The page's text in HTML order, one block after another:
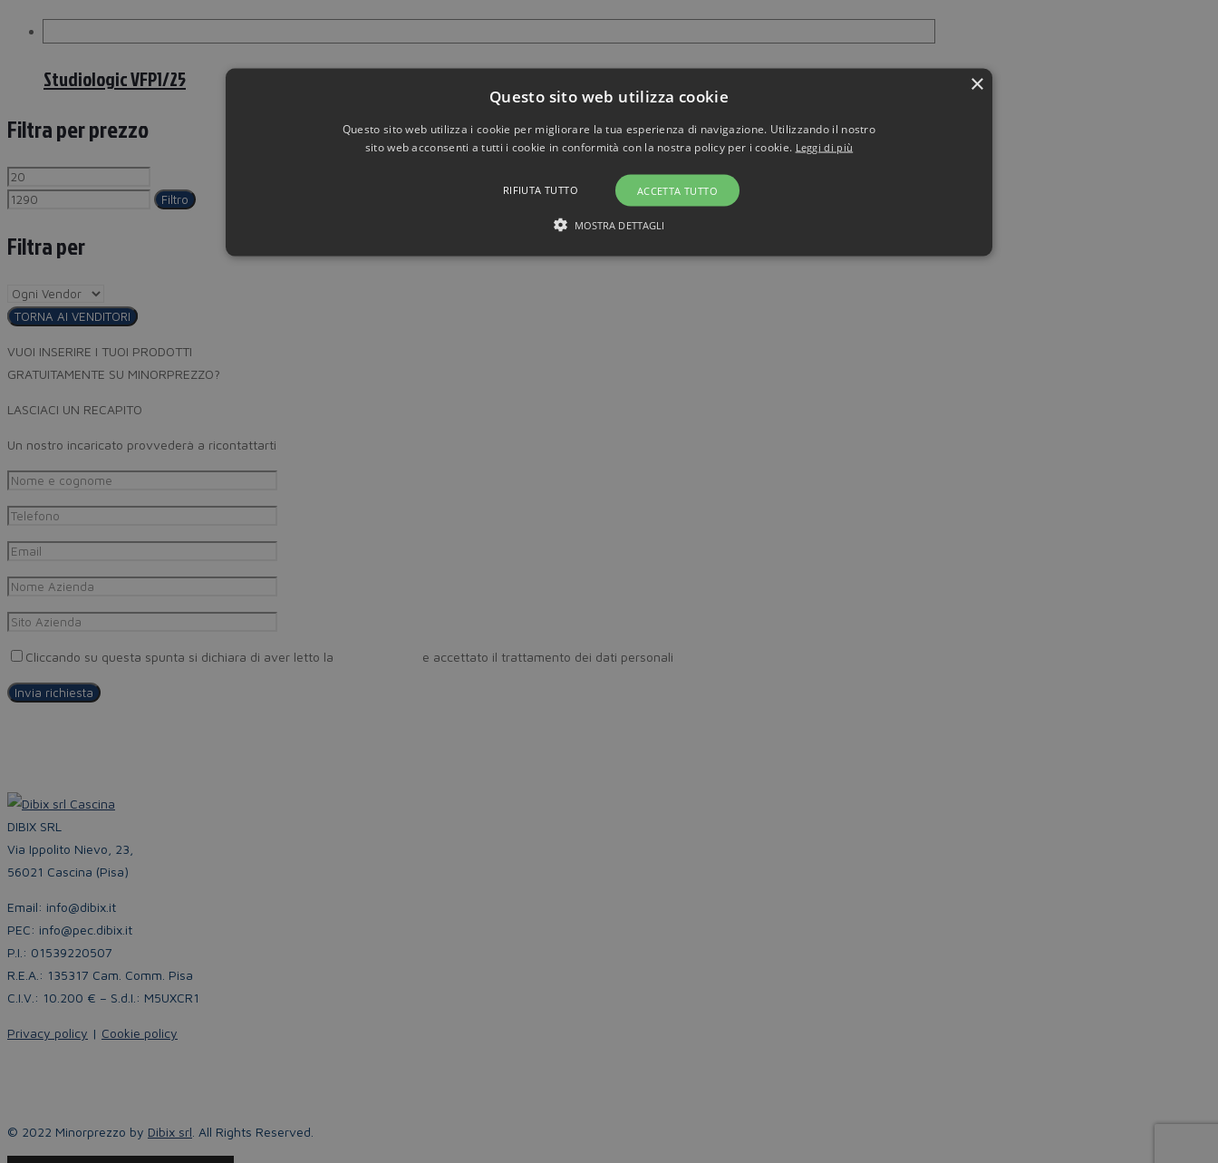
Studiologic VFP1/25
Filtra per prezzo
Filtro
Filtra per
TORNA AI VENDITORI
VUOI INSERIRE I TUOI PRODOTTI
GRATUITAMENTE SU MINORPREZZO?
LASCIACI UN RECAPITO
Un nostro incaricato provvederà a ricontattarti
Cliccando su questa spunta si dichiara di aver letto la e accettato il trattamento dei dati personali
DIBIX SRL
Via Ippolito Nievo, 23,
56021 Cascina (Pisa)
Email: info@dibix.it
PEC: info@pec.dibix.it
P.I.: 01539220507
R.E.A.: 135317 Cam. Comm. Pisa
C.I.V.: 10.200 € – S.d.I.: M5UXCR1
Privacy policy | Cookie policy
© 2022 Minorprezzo by Dibix srl . All Rights Reserved.
×
Questo sito web utilizza cookie
Questo sito web utilizza i cookie per migliorare la tua esperienza di navigazione. Utilizzando il nostro
sito web acconsenti a tutti i cookie in conformità con la nostra policy per i cookie. Leggi di più
ACCETTA TUTTO
RIFIUTA TUTTO
MOSTRA DETTAGLI